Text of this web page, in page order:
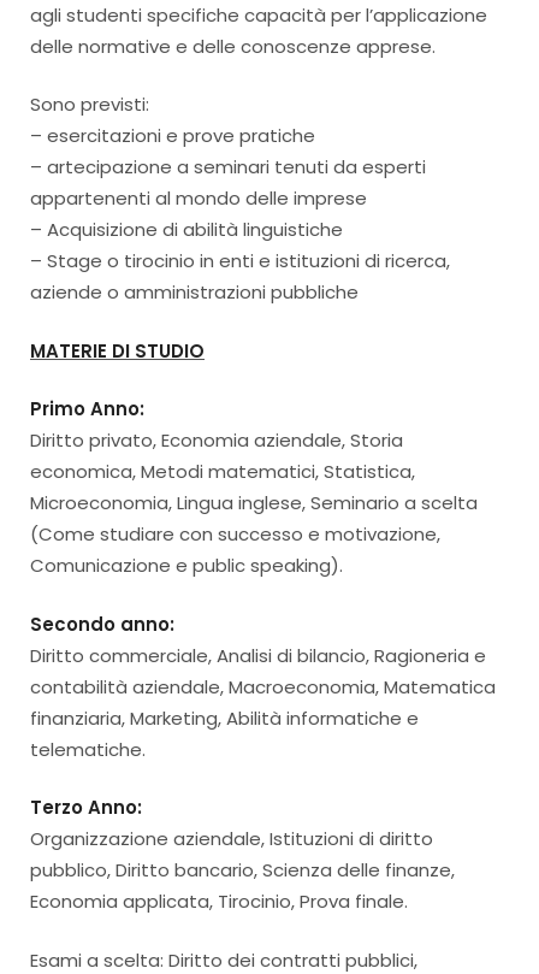
agli studenti specifiche capacità per l’applicazione
delle normative e delle conoscenze apprese.
Sono previsti:
– esercitazioni e prove pratiche
– artecipazione a seminari tenuti da esperti
appartenenti al mondo delle imprese
– Acquisizione di abilità linguistiche
– Stage o tirocinio in enti e istituzioni di ricerca,
aziende o amministrazioni pubbliche
MATERIE DI STUDIO
Primo Anno:
Diritto privato, Economia aziendale, Storia
economica, Metodi matematici, Statistica,
Microeconomia, Lingua inglese, Seminario a scelta
(Come studiare con successo e motivazione,
Comunicazione e public speaking).
Secondo anno:
Diritto commerciale, Analisi di bilancio, Ragioneria e
contabilità aziendale, Macroeconomia, Matematica
finanziaria, Marketing, Abilità informatiche e
telematiche.
Terzo Anno:
Organizzazione aziendale, Istituzioni di diritto
pubblico, Diritto bancario, Scienza delle finanze,
Economia applicata, Tirocinio, Prova finale.
Esami a scelta: Diritto dei contratti pubblici,